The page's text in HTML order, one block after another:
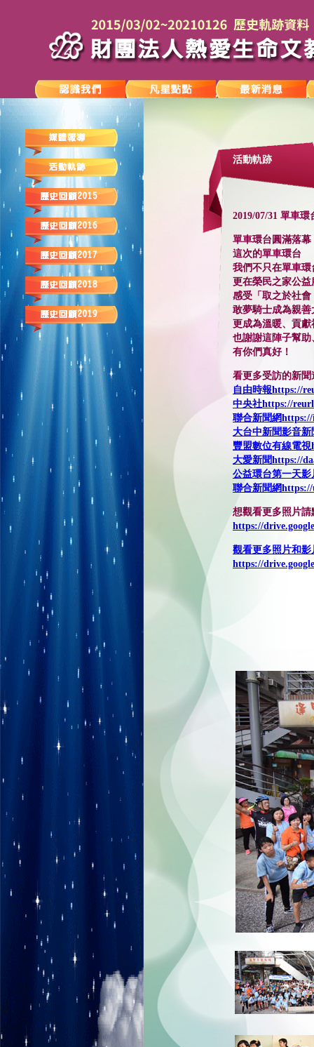
活動軌跡
2019/07/31 單車
單車環台圓滿落幕
這次的單車環台
我們不只在單車
更在榮民之家公益
感受「取之於社
敢夢騎士成為親善
更成為溫暖、貢
也謝謝這陣子幫
有你們真好！
看更多受訪的新聞
自由時報https://
中央社https://
聯合新聞網
大台中新聞影音
豐盟數位有線電
大愛新聞https://
公益環台第一天
聯合新聞網https://
想觀看更多照片請
https://
觀看更多照片和影
https://